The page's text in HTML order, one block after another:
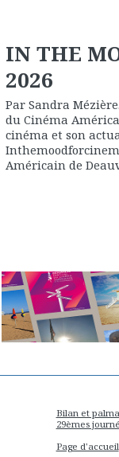
IN THE
2026
Par Sandra
du Cinéma
cinéma et son
Américain de
Bilan et
29èmes
Page d'accueil